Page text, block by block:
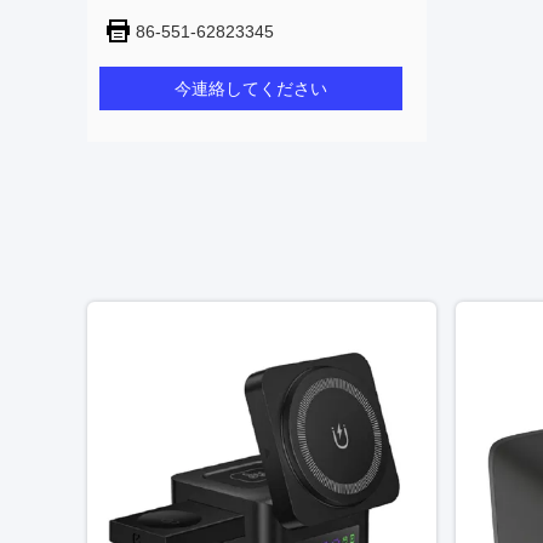
86-551-62823345
今連絡してください